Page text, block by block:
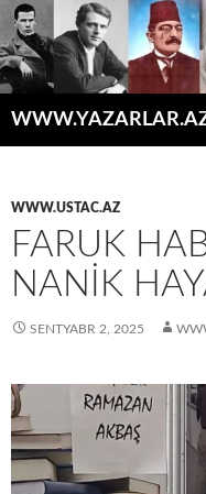
WWW.USTAC.AZ
FARUK
NANİK
SENTYABR 2, 2025